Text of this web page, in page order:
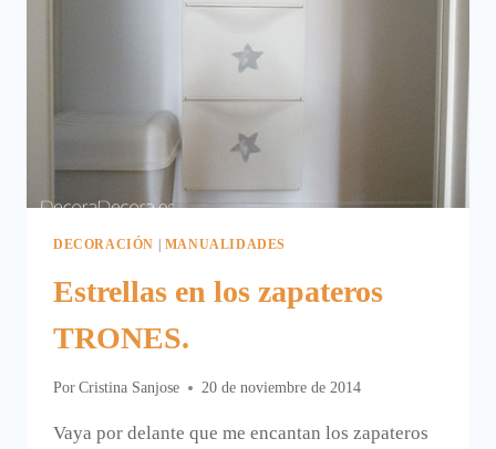
DECORACIÓN | MANUALIDADES
Estrellas en los zapateros
TRONES.
Por Cristina Sanjose 20 de noviembre de 2014
Vaya por delante que me encantan los zapateros